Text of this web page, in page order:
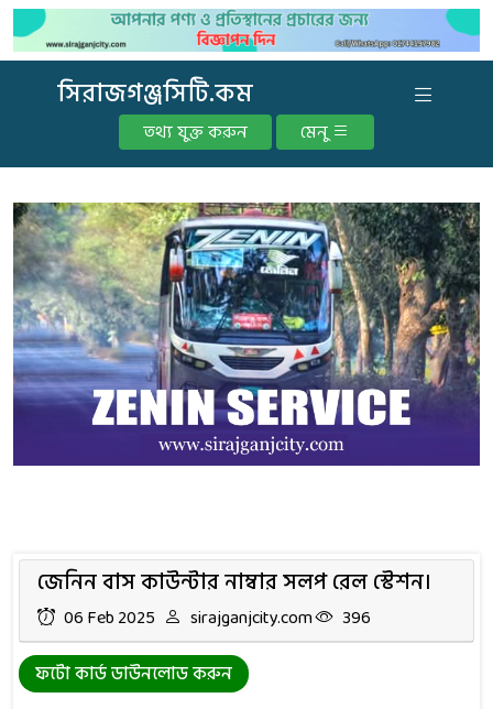
সিরাজগঞ্জসিটি.কম
তথ্য যুক্ত করুন মেনু
জেনিন বাস কাউন্টার নাম্বার সলপ রেল স্টেশন।
06 Feb 2025 sirajganjcity.com 396
ফটো কার্ড ডাউনলোড করুন